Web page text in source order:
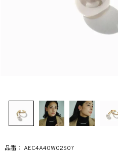
AEC4A40W02S07